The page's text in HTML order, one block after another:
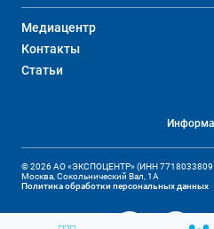
Медиацентр
Контакты
Статьи
© 2026 АО «ЭКСПОЦЕНТР» (ИНН 7718033809
Москва, Сокольнический Вал, 1А
Политика обработки персональных данных